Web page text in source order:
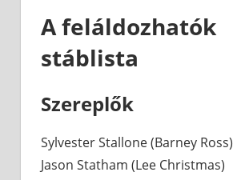
A feláldozhatók
stáblista
Szereplők
Sylvester Stallone (Barney Ross)
Jason Statham (Lee Christmas)